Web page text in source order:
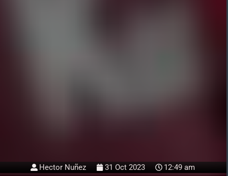
Hector Nuñez 31 Oct 2023 12:49 am